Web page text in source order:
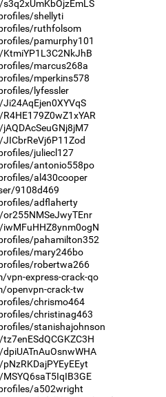
shellyti
ruthfolsom
pamurphy101
marcus268a
mperkins578
lyfessler
juliecl127
antonio558po
al430cooper
9108d469
adflaherty
pahamilton352
mary246bo
robertwa266
express-crack-qo
openvpn-crack-tw
chrismo464
christinag463
stanishajohnson
a502wright